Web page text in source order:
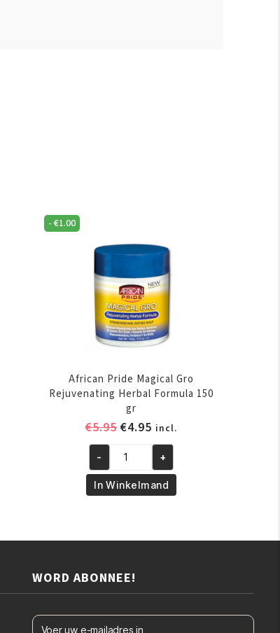
-€1.00
African Pride Magical Gro
Rejuvenating Herbal Formula 150
gr
€5.95 Oorspronkelijke
was:
€5.95.
€4.95 Huidige
prijs
is:
€4.95.
incl.
African
Pride
Magical
150
gr
aantal
- +
In Winkelmand
WORD ABONNEE!